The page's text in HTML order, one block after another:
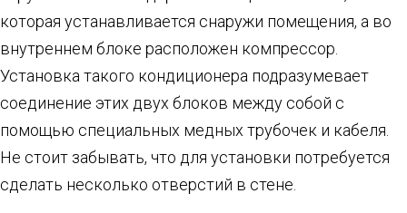
которая устанавливается снаружи помещения, а во
внутреннем блоке расположен компрессор.
Установка такого кондиционера подразумевает
соединение этих двух блоков между собой с
помощью специальных медных трубочек и кабеля.
Не стоит забывать, что для установки потребуется
сделать несколько отверстий в стене.